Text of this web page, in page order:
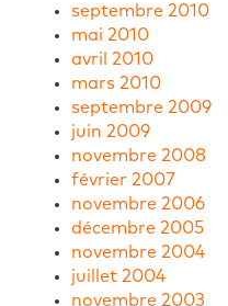
septembre 2010
mai 2010
avril 2010
mars 2010
septembre 2009
juin 2009
novembre 2008
février 2007
novembre 2006
décembre 2005
novembre 2004
juillet 2004
novembre 2003